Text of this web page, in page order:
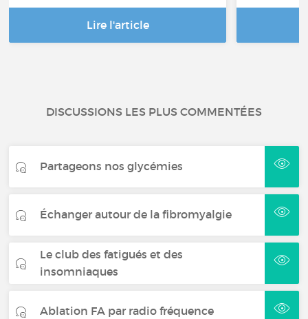
Lire l'article
DISCUSSIONS LES PLUS COMMENTÉES
Partageons nos glycémies
Échanger autour de la fibromyalgie
Le club des fatigués et des
insomniaques
Ablation FA par radio fréquence